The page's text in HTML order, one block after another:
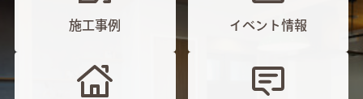
施工事例 イベント情報